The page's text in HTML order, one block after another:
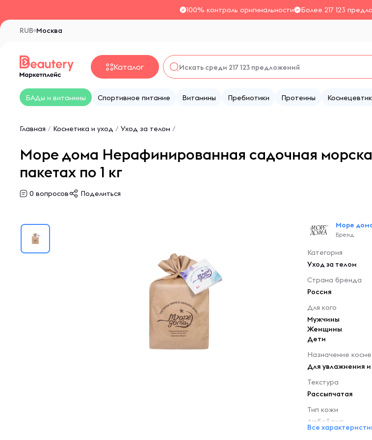
100% контроль оригинальности Более 217 123
Москва
RUB
Каталог
БАДы и витамины Спортивное питание Витамины Пребиотики Протеины
Главная / Косметика и уход / Уход за телом /
Море дома Нерафинированная садочная
пакетах по 1 кг
0 вопросов Поделиться
Море
Бренд
Категория
Уход за телом
Страна бренда
Россия
Для кого
Мужчины
Женщины
Дети
Назначение
Для увлажнения
Текстура
Рассыпчатая
Тип кожи
Любой тип
Все